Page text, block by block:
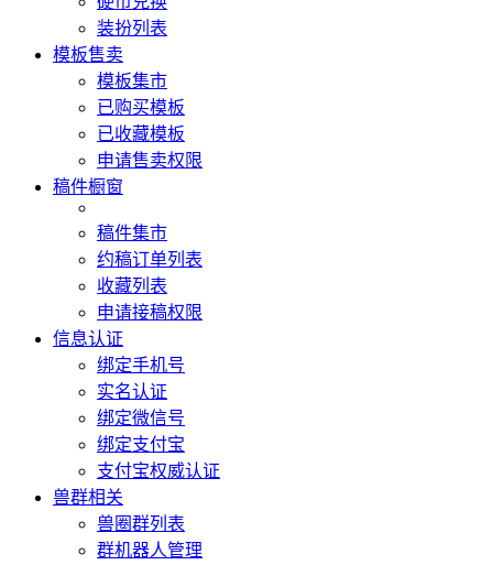
装扮列表
模板售卖
模板集市
已购买模板
已收藏模板
申请售卖权限
稿件橱窗
稿件集市
约稿订单列表
收藏列表
申请接稿权限
信息认证
绑定手机号
实名认证
绑定微信号
绑定支付宝
支付宝权威认证
兽群相关
兽圈群列表
群机器人管理